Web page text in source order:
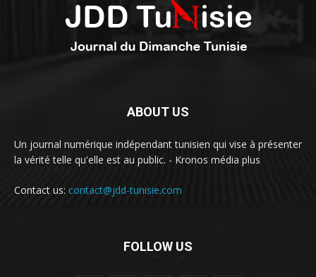
ABOUT US
Un journal numérique indépendant tunisien qui vise à présenter
la vérité telle qu'elle est au public. - Kronos média plus
Contact us: contact@jdd-tunisie.com
FOLLOW US